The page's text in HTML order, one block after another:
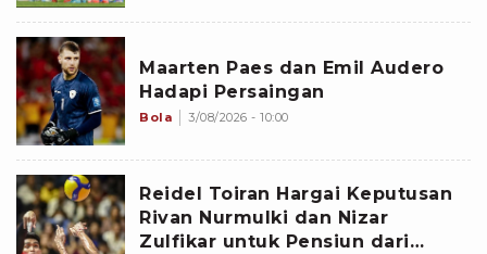
Maarten Paes dan Emil Audero
Hadapi Persaingan
Bola 3/08/2026 - 10:00
Reidel Toiran Hargai Keputusan
Rivan Nurmulki dan Nizar
Zulfikar untuk Pensiun dari